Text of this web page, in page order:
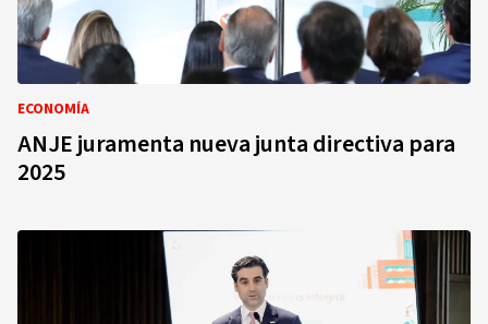
ECONOMÍA
ANJE juramenta nueva junta directiva para
2025